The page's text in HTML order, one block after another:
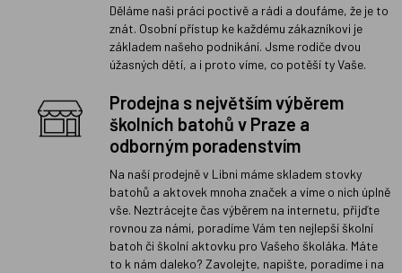
Děláme naši práci poctivě a rádi a doufáme, že je to
znát. Osobní přístup ke každému zákazníkovi je
základem našeho podnikání. Jsme rodiče dvou
úžasných dětí, a i proto víme, co potěší ty Vaše.
Prodejna s největším výběrem
školních batohů v Praze a
odborným poradenstvím
Na naší prodejně v Libni máme skladem stovky
batohů a aktovek mnoha značek a víme o nich úplně
vše. Neztrácejte čas výběrem na internetu, přijďte
rovnou za námi, poradíme Vám ten nejlepší školní
batoh či školní aktovku pro Vašeho školáka. Máte
to k nám daleko? Zavolejte, napište, poradíme i na